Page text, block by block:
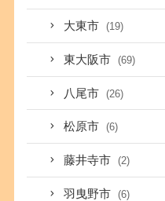
大東市 (19)
東大阪市 (69)
八尾市 (26)
松原市 (6)
藤井寺市 (2)
羽曳野市 (6)